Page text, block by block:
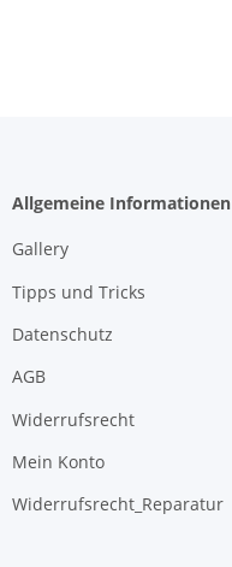
Allgemeine Informationen
Gallery
Tipps und Tricks
Datenschutz
AGB
Widerrufsrecht
Mein Konto
Widerrufsrecht_Reparatur